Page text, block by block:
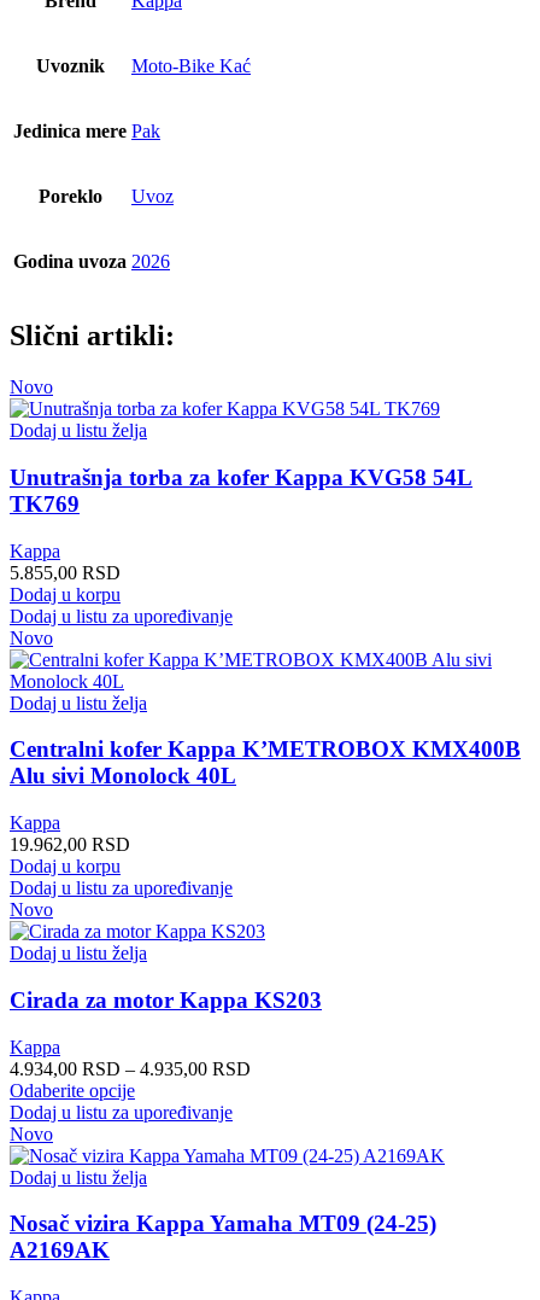
Uvoznik Moto-Bike Kać
Jedinica mere Pak
Poreklo Uvoz
Godina uvoza 2026
Slični artikli:
Novo
Dodaj u listu želja
Unutrašnja torba za kofer Kappa KVG58 54L
TK769
Kappa
5.855,00 RSD
Dodaj u korpu
Dodaj u listu za upoređivanje
Novo
Dodaj u listu želja
Centralni kofer Kappa K’METROBOX KMX400B
Alu sivi Monolock 40L
Kappa
19.962,00 RSD
Dodaj u korpu
Dodaj u listu za upoređivanje
Novo
Dodaj u listu želja
Cirada za motor Kappa KS203
Kappa
4.934,00 RSD – 4.935,00 RSD
до
Odaberite opcijeOvaj
proizvod
više
varijanti.
mogu
Dodaj u listu za upoređivanje
Novo
Dodaj u listu želja
Nosač vizira Kappa Yamaha MT09 (24-25)
A2169AK